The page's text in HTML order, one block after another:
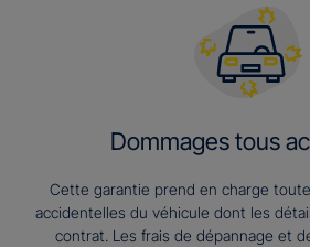
Dommages tous
Cette garantie prend en charge
accidentelles du véhicule dont les
contrat. Les frais de dépannage et